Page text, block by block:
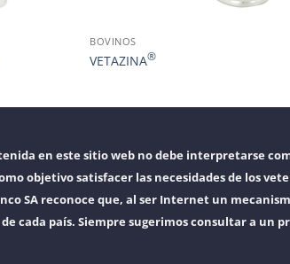
BOVINOS
VETAZINA®
en este sitio web no debe interpretarse
objetivo satisfacer las necesidades de los
SA reconoce que, al ser Internet un
cada país. Siempre sugerimos consultar a un